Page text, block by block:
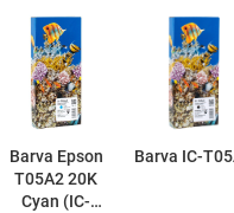
Barva Epson
T05A2 20K
Cyan (IC-
Barva IC-